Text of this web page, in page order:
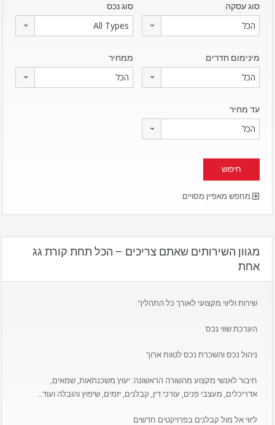
סוג עסקה
הכל
סוג נכס
All Types
מינימום חדרים
הכל
ממחיר
הכל
עד מחיר
הכל
מחפש מאפיין מסויים
מגוון השירותים שאתם צריכים – הכל תחת קורת גג
אחת
שירות וליווי מקצועי לאורך כל התהליך
הערכת שווי נכס
ניהול נכס והשכרת נכס לטווח ארוך
חיבור לאנשי מקצוע מהשורה הראשונה: יעוץ משכנתאות, שמאים,
אדריכלים, מעצבי פנים, עורכי דין, קבלנים, יזמים, שיפוץ והובלה ועוד…
ליווי אל מול קבלנים בפרויקטים חדשים